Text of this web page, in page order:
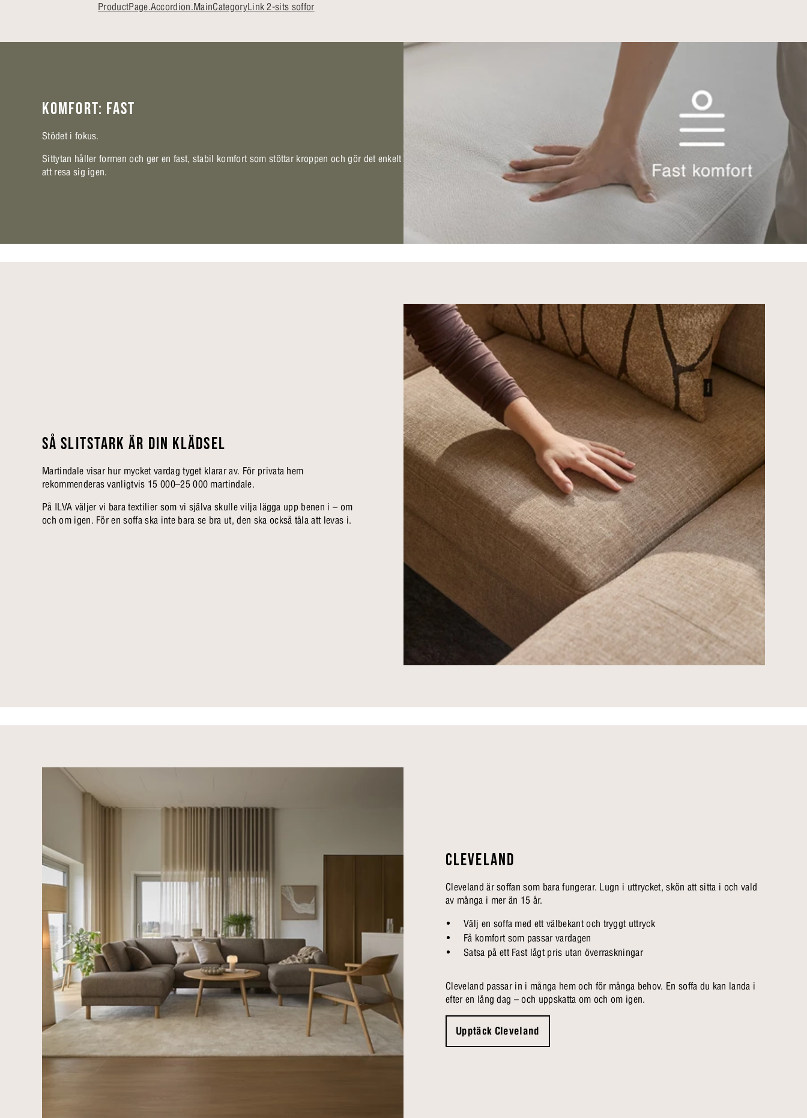
ProductPage.Accordion.MainCategoryLink 2-sits soffor
KOMFORT: FAST
Stödet i fokus.
Sittytan håller formen och ger en fast, stabil komfort som stöttar kroppen och gör det enkelt
att resa sig igen.
SÅ SLITSTARK ÄR DIN KLÄDSEL
Martindale visar hur mycket vardag tyget klarar av. För privata hem
rekommenderas vanligtvis 15 000–25 000 martindale.
På ILVA väljer vi bara textilier som vi själva skulle vilja lägga upp benen i – om
och om igen. För en soffa ska inte bara se bra ut, den ska också tåla att levas i.
CLEVELAND
Cleveland är soffan som bara fungerar. Lugn i uttrycket, skön att sitta i och vald
av många i mer än 15 år.
Välj en soffa med ett välbekant och tryggt uttryck
Få komfort som passar vardagen
Satsa på ett Fast lågt pris utan överraskningar
Cleveland passar in i många hem och för många behov. En soffa du kan landa i
efter en lång dag – och uppskatta om och om igen.
Upptäck Cleveland